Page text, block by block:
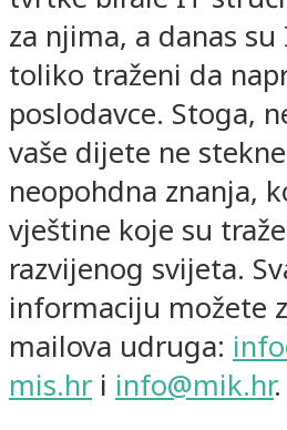
za njima, a danas
toliko traženi da
poslodavce. Stoga,
vaše dijete ne
neopohdna znanja,
vještine koje su
razvijenog svijeta.
informaciju možete
mailova udruga:
mis.hr i info@mik.hr.